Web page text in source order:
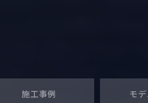
施工事例 モ